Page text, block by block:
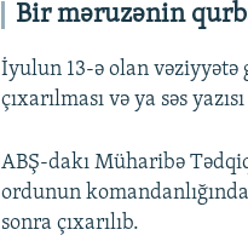
Bir məruzənin
İyulun 13-ə olan
çıxarılması və ya səs
ABŞ-dakı Müharibə
ordunun
sonra çıxarılıb.